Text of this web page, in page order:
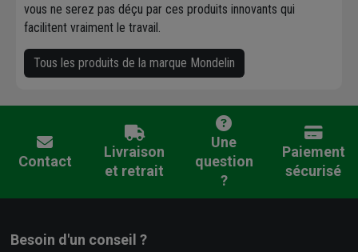
vous ne serez pas déçu par ces produits innovants qui
facilitent vraiment le travail.
Tous les produits de la marque Mondelin
Contact
Livraison
et retrait
Une
question
?
Paiement
sécurisé
Besoin d'un conseil ?